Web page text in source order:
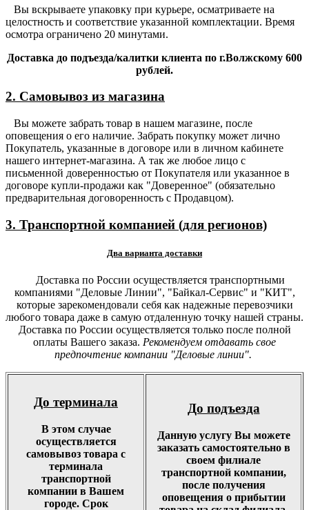
Вы вскрываете упаковку при курьере, осматриваете на
целостность и соответствие указанной комплектации. Время
осмотра ограничено 20 минутами.
Доставка до подъезда/калитки клиента по г.Волжскому 600
рублей.
2. Самовывоз из магазина
Вы можете забрать товар в нашем магазине, после
оповещения о его наличие. Забрать покупку может лично
Покупатель, указанные в договоре или в личном кабинете
нашего интернет-магазина. А так же любое лицо с
письменной доверенностью от Покупателя или указанное в
договоре купли-продажи как "Доверенное" (обязательно
предварительная договоренность с Продавцом).
3. Транспортной компанией (для регионов)
Два варианта доставки
Доставка по России осуществляется транспортными
компаниями "Деловые Линии", "Байкал-Сервис" и "КИТ",
которые зарекомендовали себя как надежные перевозчики
любого товара даже в самую отдаленную точку нашей страны.
Доставка по России осуществляется только после полной
оплаты Вашего заказа. Рекомендуем отдавать свое
предпочтение компании "Деловые линии".
До терминала
В этом случае
осуществляется
самовывоз товара с
терминала
транспортной
компании в Вашем
городе. Срок
До подъезда
Данную услугу Вы можете
заказать самостоятельно в
своем филиале
транспортной компании,
после получения
оповещения о прибытии